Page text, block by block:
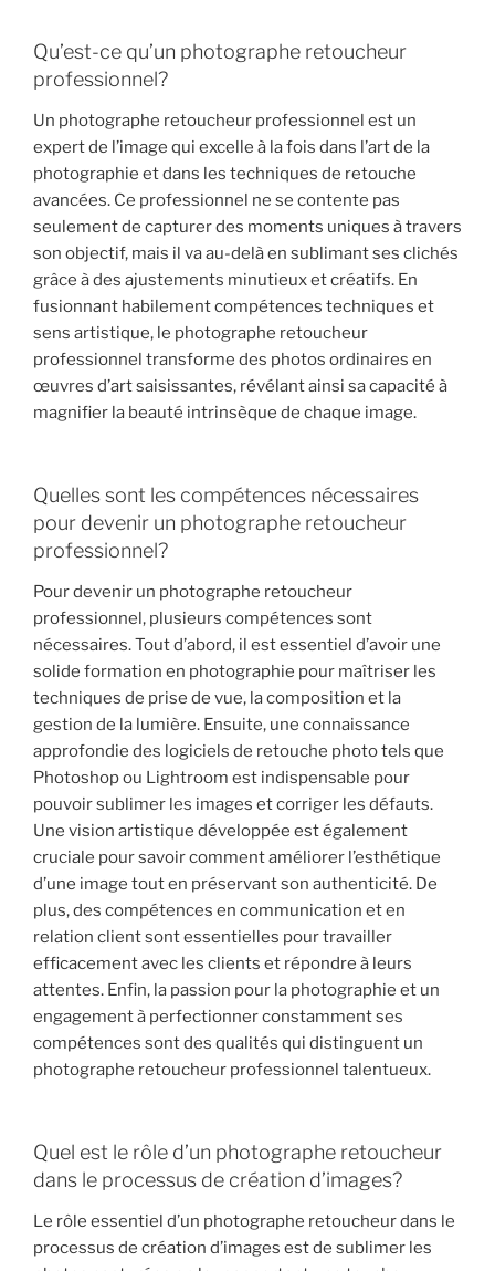
Qu’est-ce qu’un photographe retoucheur
professionnel?
Un photographe retoucheur professionnel est un
expert de l’image qui excelle à la fois dans l’art de la
photographie et dans les techniques de retouche
avancées. Ce professionnel ne se contente pas
seulement de capturer des moments uniques à travers
son objectif, mais il va au-delà en sublimant ses clichés
grâce à des ajustements minutieux et créatifs. En
fusionnant habilement compétences techniques et
sens artistique, le photographe retoucheur
professionnel transforme des photos ordinaires en
œuvres d’art saisissantes, révélant ainsi sa capacité à
magnifier la beauté intrinsèque de chaque image.
Quelles sont les compétences nécessaires
pour devenir un photographe retoucheur
professionnel?
Pour devenir un photographe retoucheur
professionnel, plusieurs compétences sont
nécessaires. Tout d’abord, il est essentiel d’avoir une
solide formation en photographie pour maîtriser les
techniques de prise de vue, la composition et la
gestion de la lumière. Ensuite, une connaissance
approfondie des logiciels de retouche photo tels que
Photoshop ou Lightroom est indispensable pour
pouvoir sublimer les images et corriger les défauts.
Une vision artistique développée est également
cruciale pour savoir comment améliorer l’esthétique
d’une image tout en préservant son authenticité. De
plus, des compétences en communication et en
relation client sont essentielles pour travailler
efficacement avec les clients et répondre à leurs
attentes. Enfin, la passion pour la photographie et un
engagement à perfectionner constamment ses
compétences sont des qualités qui distinguent un
photographe retoucheur professionnel talentueux.
Quel est le rôle d’un photographe retoucheur
dans le processus de création d’images?
Le rôle essentiel d’un photographe retoucheur dans le
processus de création d’images est de sublimer les